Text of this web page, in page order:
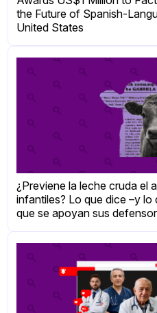
the Future of Spanish-
United States
¿Previene la leche cruda el
infantiles? Lo que dice –y lo
que se apoyan sus